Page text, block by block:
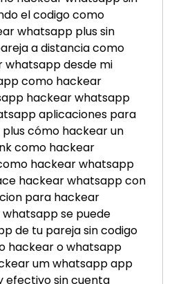
el codigo como
whatsapp plus sin
a distancia como
whatsapp desde mi
como hackear
hackear whatsapp
aplicaciones para
cómo hackear un
como hackear
hackear whatsapp
hackear whatsapp con
para hackear
se puede
de tu pareja sin codigo
hackear o whatsapp
um whatsapp app
efectivo sin cuenta